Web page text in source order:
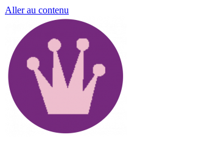
Aller au contenu